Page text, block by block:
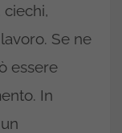
Se ne
essere
In